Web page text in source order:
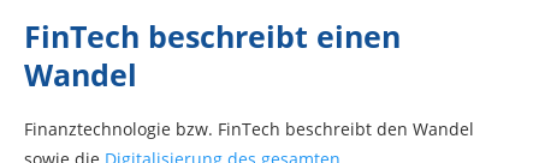
FinTech beschreibt einen
Wandel
Finanztechnologie bzw. FinTech beschreibt den Wandel